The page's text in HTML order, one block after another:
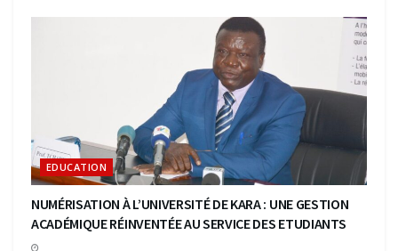
EDUCATION
NUMÉRISATION À L’UNIVERSITÉ DE KARA : UNE GESTION
ACADÉMIQUE RÉINVENTÉE AU SERVICE DES ETUDIANTS